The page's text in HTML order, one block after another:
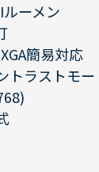
ーメン
簡易対応
ラストモー